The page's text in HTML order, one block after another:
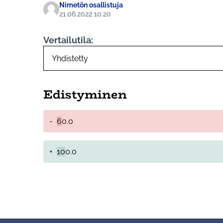
Nimetön osallistuja
21.06.2022 10:20
Vertailutila:
Edistyminen
- 60.0
+ 100.0